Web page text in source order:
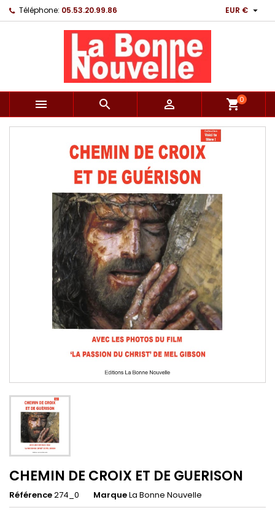
Téléphone: 05.53.20.99.86 EUR € 
   shopping_cart0
CHEMIN DE CROIX ET DE GUERISON
Référence274_0 MarqueLa Bonne Nouvelle